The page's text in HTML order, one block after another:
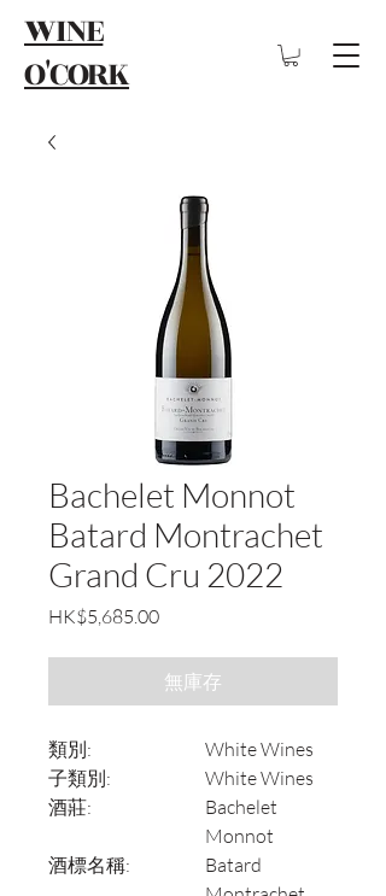
WINE
O'CORK
Bachelet Monnot
Batard Montrachet
Grand Cru 2022
HK$5,685.00價
無庫存
類別:
White Wines
子類別:
White Wines
酒莊:
Bachelet
Monnot
酒標名稱:
Batard